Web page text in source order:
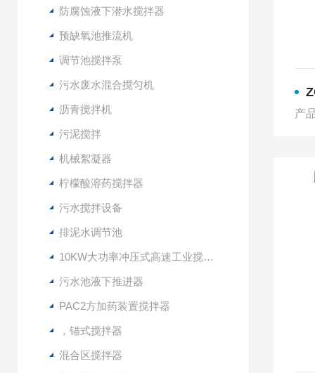
防腐蚀液下潜水搅拌器
预缺氧池推流机
调节池搅拌泵
污水废水混合搅匀机
沥青搅拌机
污泥搅拌
机械絮凝器
柠檬酸溶药搅拌器
污水搅拌设备
排泥水调节池
10KW大功率冲压式高速工业搅拌设备
污水池液下推进器
PAC2方加药装置搅拌器
，锚式搅拌器
混合区搅拌器
产